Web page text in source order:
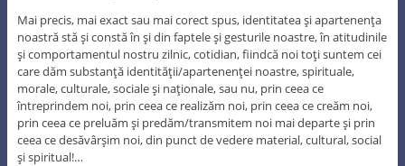
Mai precis, mai exact sau mai corect spus, identitatea şi apartenenţa
noastră stă şi constă în şi din faptele şi gesturile noastre, în atitudinile
şi comportamentul nostru zilnic, cotidian, fiindcă noi toţi suntem cei
care dăm substanţă identităţii/apartenenţei noastre, spirituale,
morale, culturale, sociale şi naţionale, sau nu, prin ceea ce
întreprindem noi, prin ceea ce realizăm noi, prin ceea ce creăm noi,
prin ceea ce preluăm şi predăm/transmitem noi mai departe şi prin
ceea ce desăvârşim noi, din punct de vedere material, cultural, social
şi spiritual!…